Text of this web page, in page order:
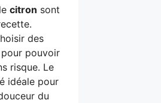
citron sont
des
pouvoir
risque. Le
idéale pour
du